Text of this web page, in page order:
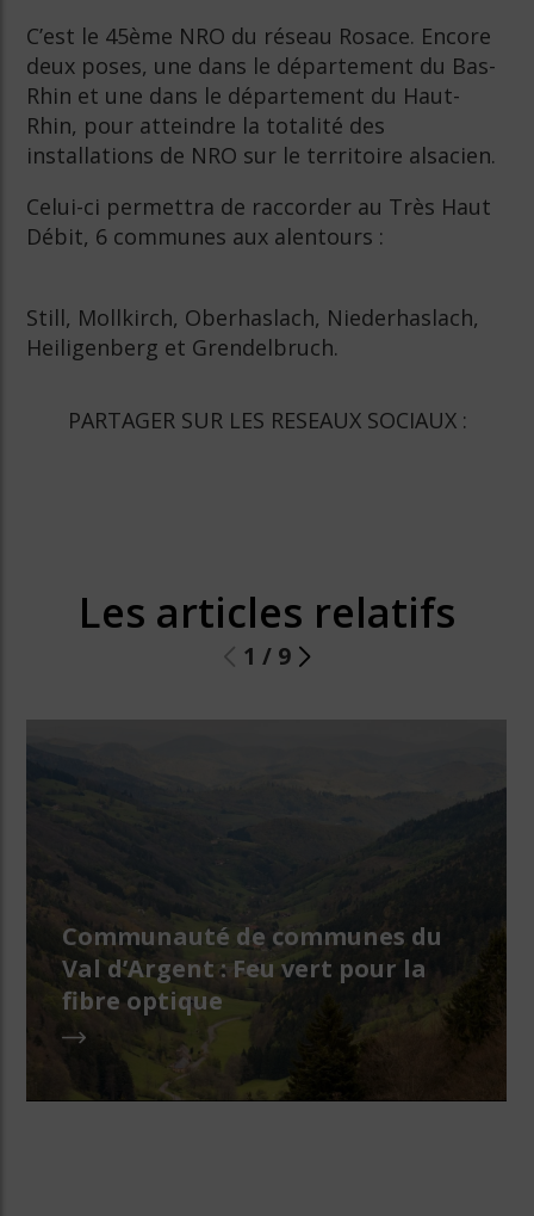
C’est le 45ème NRO du réseau Rosace. Encore
deux poses, une dans le département du Bas-
Rhin et une dans le département du Haut-
Rhin, pour atteindre la totalité des
installations de NRO sur le territoire alsacien.
Celui-ci permettra de raccorder au Très Haut
Débit, 6 communes aux alentours :
Still, Mollkirch, Oberhaslach, Niederhaslach,
Heiligenberg et Grendelbruch.
PARTAGER SUR LES RESEAUX SOCIAUX :
Les articles relatifs
1 / 9
Communauté de communes du
Val d’Argent : Feu vert pour la
fibre optique